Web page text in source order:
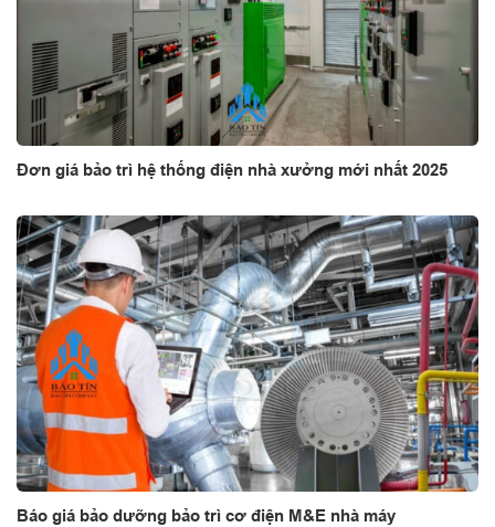
Đơn giá bảo trì hệ thống điện nhà xưởng mới nhất 2025
Báo giá bảo dưỡng bảo trì cơ điện M&E nhà máy